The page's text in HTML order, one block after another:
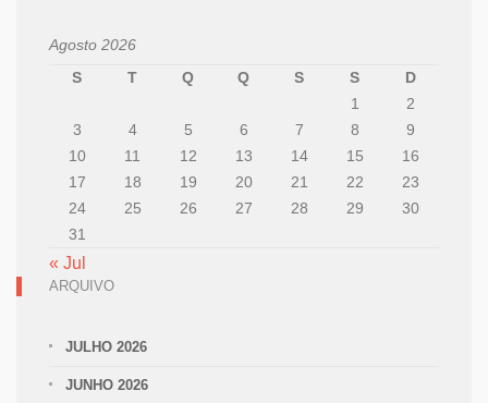
Agosto 2026
S
T Q Q S S
D
1
2
3
4 5 6 7 8
9
10
11 12 13 14 15
16
17
18 19 20 21 22
23
24
25 26 27 28 29
30
31
« Jul
ARQUIVO
JULHO 2026
JUNHO 2026